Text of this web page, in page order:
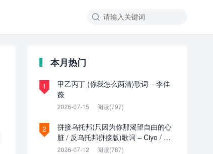

本月热门
1
甲乙丙丁 (你我怎么两清)歌词 – 李佳
薇
2026-07-15 阅读(797)
2
拼接乌托邦(只因为你那渴望自由的心
脏 / 反乌托邦拼接版)歌词 – Ciyo / 见
过夏天P / 乌托邦P
2026-07-12 阅读(787)